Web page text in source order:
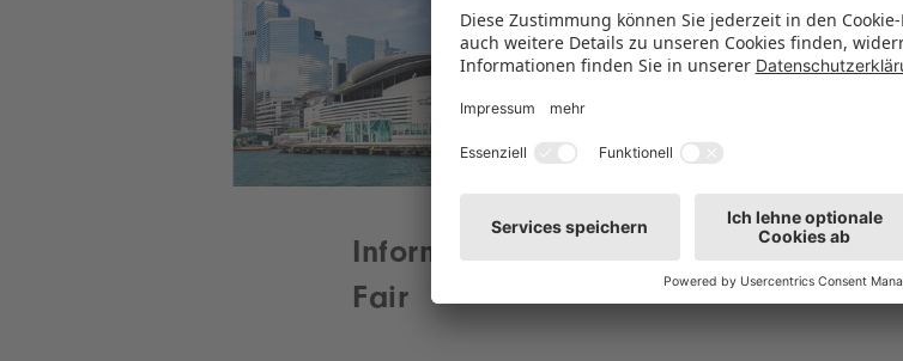
1 Expo Drive Wan
Erfahre mehr über
Informationen und Downloads zur
Fair